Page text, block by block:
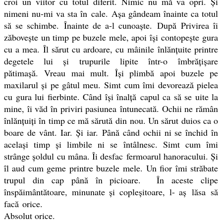
nimeni nu-mi va sta în cale. Aşa gândeam înainte ca totul
să se schimbe. Înainte de a-l cunoaşte. După Privirea îi
zăboveşte un timp pe buzele mele, apoi îşi contopeşte gura
cu a mea. Îl sărut cu ardoare, cu mâinile înlănţuite printre
degetele lui şi trupurile lipite într-o îmbrăţişare
pătimaşă.Vreau mai mult. Îşi plimbă apoi buzele pe
maxilarul şi pe gâtul meu. Simt cum îmi devorează pielea
cu gura lui fierbinte. Când îşi înalţă capul ca să se uite la
mine, îi văd în priviri pasiunea întunecată. Ochii ne rămân
înlănţuiţi în timp ce mă sărută din nou. Un sărut duios ca o
boare de vânt. Iar.Şi iar.Până când ochii ni se închid în
acelaşi timp şi limbile ni se întâlnesc. Simt cum îmi
strânge şoldul cu mâna. Îi desfac fermoarul hanoracului. Şi
îl aud cum geme printre buzelemele. Un fior îmi străbate
trupul din cap până în picioare.În aceste clipe
înspăimântătoare, minunate şi copleşitoare, l- aş lăsa să
facă orice.
Absolut orice.